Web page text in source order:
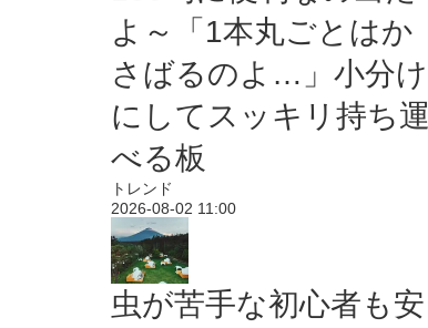
よ～「1本丸ごとはか
さばるのよ…」小分け
にしてスッキリ持ち運
べる板
トレンド
2026-08-02 11:00
虫が苦手な初心者も安